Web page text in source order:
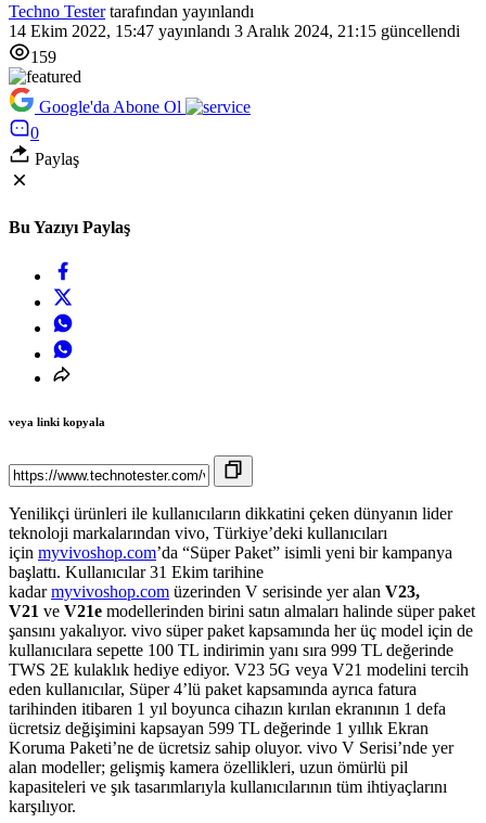
Techno Testertarafından yayınlandı
14 Ekim 2022, 15:47 yayınlandı 3 Aralık 2024, 21:15 güncellendi
159
Google'da Abone Ol
0
Paylaş
Bu Yazıyı Paylaş
veya linki kopyala
Yenilikçi ürünleri ile kullanıcıların dikkatini çeken dünyanın lider
teknoloji markalarından vivo, Türkiye’deki kullanıcıları
için myvivoshop.com’da “Süper Paket” isimli yeni bir kampanya
başlattı. Kullanıcılar 31 Ekim tarihine
kadarmyvivoshop.com üzerinden V serisinde yer alan V23,
V21 ve V21e modellerinden birini satın almaları halinde süper paket
şansını yakalıyor. vivo süper paket kapsamında her üç model için de
kullanıcılara sepette 100 TL indirimin yanı sıra 999 TL değerinde
TWS 2E kulaklık hediye ediyor. V23 5G veya V21 modelini tercih
eden kullanıcılar, Süper 4’lü paket kapsamında ayrıca fatura
tarihinden itibaren 1 yıl boyunca cihazın kırılan ekranının 1 defa
ücretsiz değişimini kapsayan 599 TL değerinde 1 yıllık Ekran
Koruma Paketi’ne de ücretsiz sahip oluyor. vivo V Serisi’nde yer
alan modeller; gelişmiş kamera özellikleri, uzun ömürlü pil
kapasiteleri ve şık tasarımlarıyla kullanıcılarının tüm ihtiyaçlarını
karşılıyor.